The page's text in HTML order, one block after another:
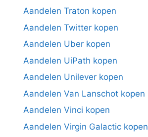
Aandelen Traton kopen
Aandelen Twitter kopen
Aandelen Uber kopen
Aandelen UiPath kopen
Aandelen Unilever kopen
Aandelen Van Lanschot kopen
Aandelen Vinci kopen
Aandelen Virgin Galactic kopen